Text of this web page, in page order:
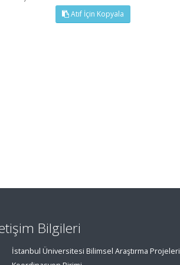
Atıf İçin Kopyala
Bilgileri
İstanbul Üniversitesi Bilimsel Araştırma Projeleri